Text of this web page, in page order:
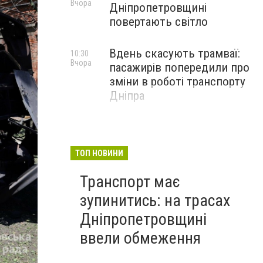
Дніпропетровщині
повертають світло
Вчора
Вдень скасують трамваї:
пасажирів попередили про
зміни в роботі транспорту
Дніпра
10:30
Вчора
ТОП НОВИНИ
Транспорт має
зупинитись: на трасах
Дніпропетровщині
ввели обмеження